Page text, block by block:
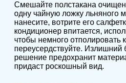
Смешайте полстакана
одну чайную ложку льняного
нанесите, вотрите его
кондиционер впитается,
чтобы немного отполировать
переусердствуйте. Излишний
решение предохранит
придаст роскошный вид.